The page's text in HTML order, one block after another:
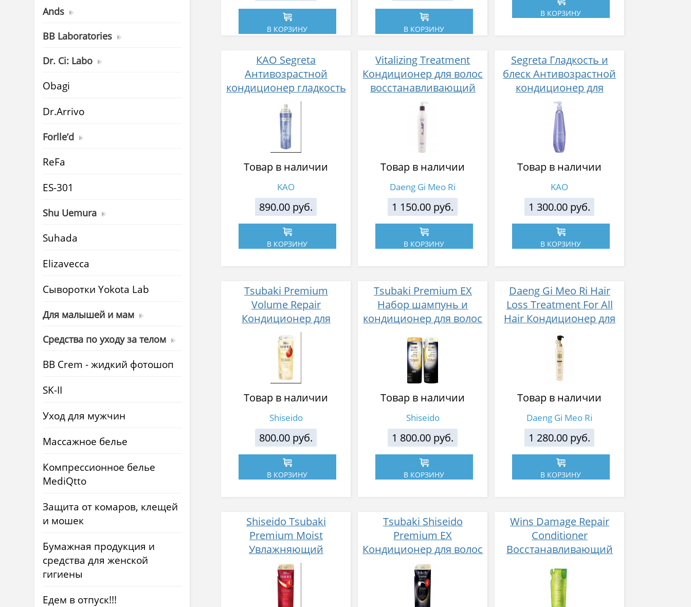
Ands
BB Laboratories
Dr. Ci: Labo
Obagi
Dr.Arrivo
Forlle’d
ReFa
ES-301
Shu Uemura
Suhada
Elizavecca
Cыворотки Yokota Lab
Для малышей и мам
Средства по уходу за телом
BB Crem - жидкий фотошоп
SK-II
Уход для мужчин
Массажное белье
Компрессионное белье
MediQtto
Защита от комаров, клещей
и мошек
Бумажная продукция и
средства для женской
гигиены
Едем в отпуск!!!
В КОРЗИНУ В КОРЗИНУ
В КОРЗИНУ
КАО Segreta
Антивозрастной
кондиционер гладкость
и блеск для волнистых
волос аромат цветов
юдзу, кедра и свежей
зелени 340 мл
Товар в наличии
KAO
890.00 руб.
В КОРЗИНУ
Vitalizing Treatment
Кондиционер для волос
восстанавливающий
300 мл
Товар в наличии
Daeng Gi Meo Ri
1 150.00 руб.
В КОРЗИНУ
Segreta Гладкость и
блеск Антивозрастной
кондиционер для
волнистых волос,
аромат цветов юдзу,
кедра и свежей зелени
430 мл
Товар в наличии
KAO
1 300.00 руб.
В КОРЗИНУ
Tsubaki Premium
Volume Repair
Кондиционер для
восстановления и
придания объема
волосам, с маслом
камелии, цветочно-
фруктовый аромат 300
мл
Товар в наличии
Shiseido
800.00 руб.
В КОРЗИНУ
Tsubaki Premium EX
Набор шампунь и
кондиционер для волос
восстанавливающий с
ароматом роз
Товар в наличии
Shiseido
1 800.00 руб.
В КОРЗИНУ
Daeng Gi Meo Ri Hair
Loss Treatment For All
Hair Кондиционер для
ослабленных и
поврежденных волос
400 мл
Товар в наличии
Daeng Gi Meo Ri
1 280.00 руб.
В КОРЗИНУ
Shiseido Tsubaki
Premium Moist
Увлажняющий
кондиционер для волос
с маслом камелии
300мл
Tsubaki Shiseido
Premium EX
Кондиционер для волос
Интенсивное
восстановление, с
маслом камелии 300мл
Wins Damage Repair
Conditioner
Восстанавливающий
Арганы, мягкая
упаковка, 300 гр